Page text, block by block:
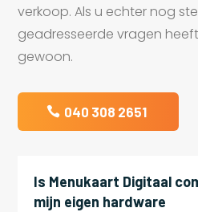
verkoop. Als u echter nog
geadresseerde vragen
gewoon.
040 308 2651
Is Menukaart Digitaal
mijn eigen hardware